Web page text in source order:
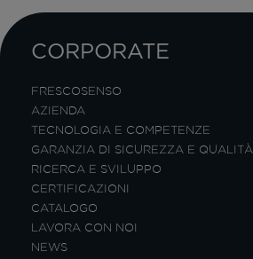
CORPORATE
FRESCOSENSO
AZIENDA
TECNOLOGIA E COMPETENZE
GARANZIA DI SICUREZZA E QUALITÀ
RICERCA E SVILUPPO
CERTIFICAZIONI
CATALOGO
LAVORA CON NOI
NEWS